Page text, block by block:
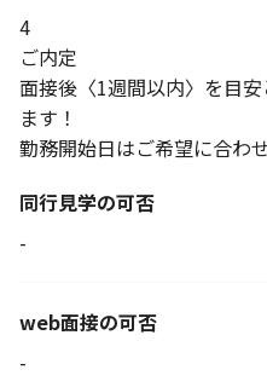
4
ご内定
面接後〈1週間以内〉を目
ます！
勤務開始日はご希望に合わ
同行見学の可否
-
web面接の可否
-